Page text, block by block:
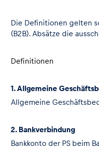
Die Definitionen gelten
(B2B). Absätze die
Definitionen
1. Allgemeine
Allgemeine
2. Bankverbindung
Bankkonto der PS beim